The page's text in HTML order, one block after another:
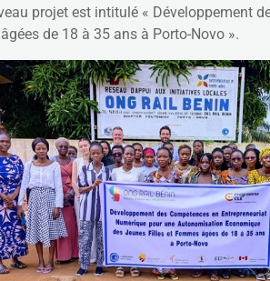
projet est intitulé « Développement
de 18 à 35 ans à Porto-Novo ».